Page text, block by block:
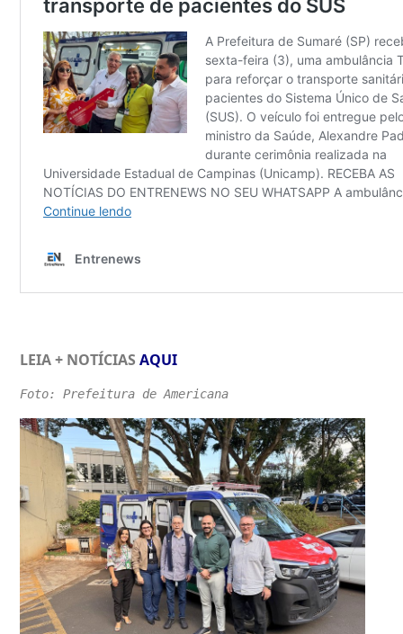
LEIA + NOTÍCIAS AQUI
Foto: Prefeitura de Americana